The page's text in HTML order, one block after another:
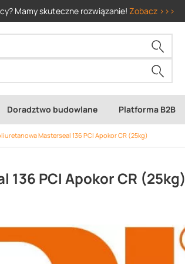
Mamy skuteczne rozwiązanie! Zobacz >>>
Doradztwo budowlane Platforma B2B
Masterseal 136 PCI Apokor CR (25kg)
PCI Apokor CR (25kg)